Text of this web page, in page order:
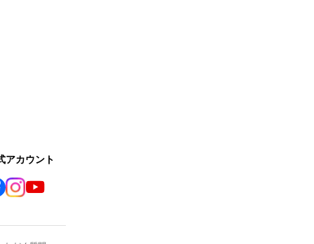
アカウント